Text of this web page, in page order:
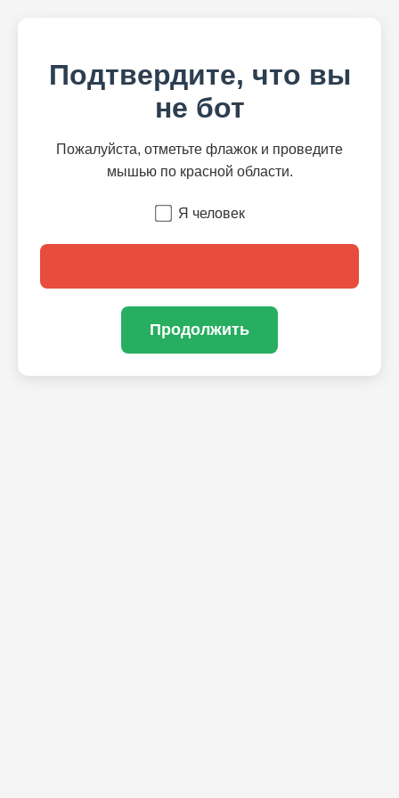
Подтвердите, что вы
не бот
Пожалуйста, отметьте флажок и проведите
мышью по красной области.
Я человек
Продолжить